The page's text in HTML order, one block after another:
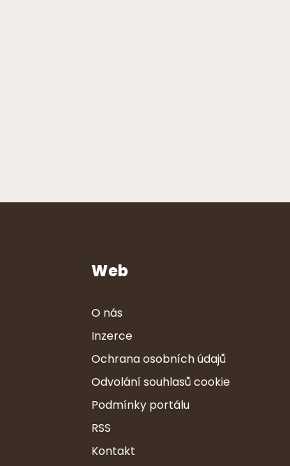
Web
O nás
Inzerce
Ochrana osobních údajů
Odvolání souhlasů cookie
Podmínky portálu
RSS
Kontakt